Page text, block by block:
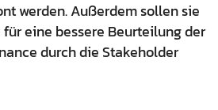
werden. Außerdem sollen sie
für eine bessere Beurteilung der
durch die Stakeholder